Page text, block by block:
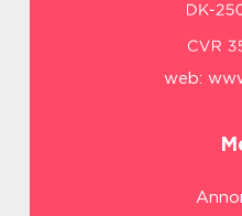
web: